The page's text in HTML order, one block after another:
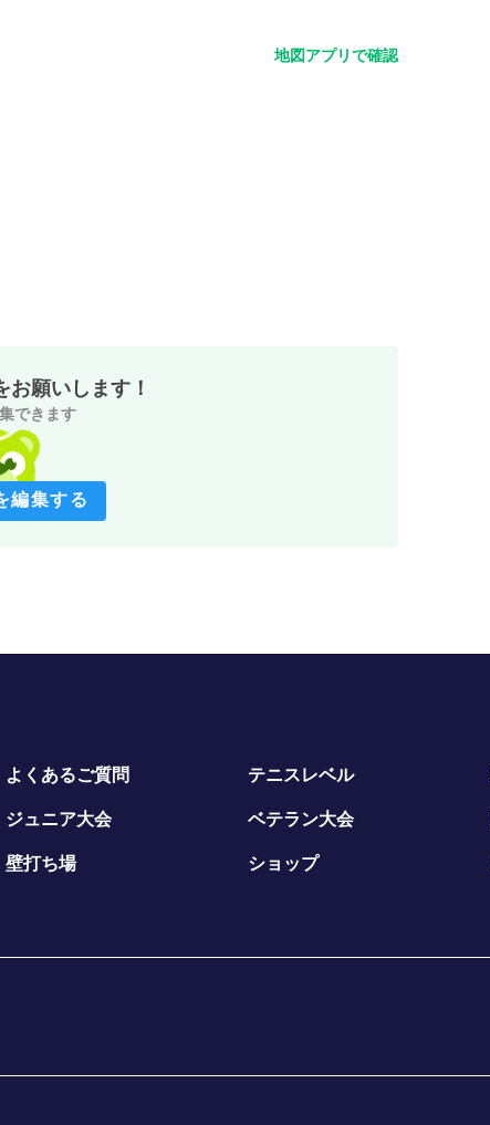
地図アプリで確認
お願いします！
できます
編集する
よくあるご質問 テニスレベル
ジュニア大会 ベテラン大会
壁打ち場 ショップ